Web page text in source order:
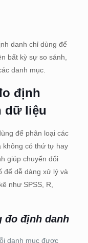
danh chỉ dùng để
bất kỳ sự so sánh,
danh mục.
định
dữ liệu
để phân loại các
không có thứ tự hay
giúp chuyển đổi
để dễ dàng xử lý và
như SPSS, R,
đo định danh
danh mục được